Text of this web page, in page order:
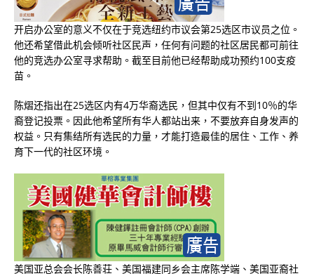
开启办公室的意义不仅在于竞选纽约市议会第25选区市议员之位。
他还希望借此机会倾听社区民声，任何有问题的社区居民都可前往
他的竞选办公室寻求帮助。截至目前他已经帮助成功预约100支疫
苗。
陈熠还指出在25选区内有4万华裔选民，但其中仅有不到10％的华
裔登记投票。因此他希望所有华人都站出来，不要放弃自身发声的
权益。只有集结所有选民的力量，才能打造最佳的居住、工作、养
育下一代的社区环境。
美国亚总会会长陈善荘、美国福建同乡会主席陈学端、美国亚裔社